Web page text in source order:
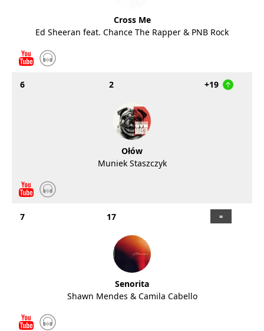
Cross Me
Ed Sheeran feat. Chance The Rapper & PNB Rock
6 2 +19
Ołów
Muniek Staszczyk
7 17
Senorita
Shawn Mendes & Camila Cabello